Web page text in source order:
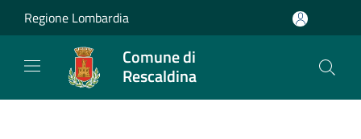
Salta al contenuto principale
Regione Lombardia
Comune di
Rescaldina